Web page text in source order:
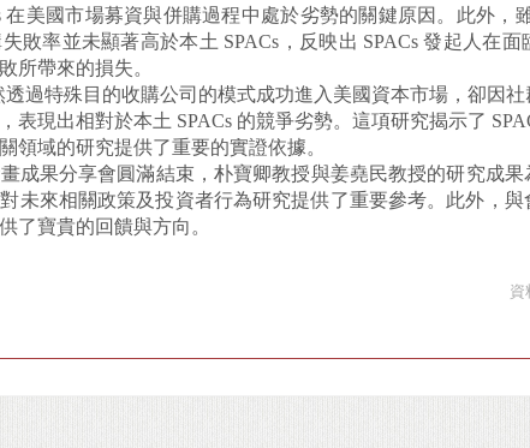
在美國市場募資與併購過程中處於劣勢的關鍵原因。此外，
敗率並未顯著高於本土 SPACs，反映出 SPACs 發起人在
所帶來的損失。
透過特殊目的收購公司的模式成功進入美國資本市場，卻因
表現出相對於本土 SPACs 的競爭劣勢。這項研究揭示了
領域的研究提供了重要的實證依據。
成果分享會圓滿結束，朴寶卿教授與姜堯民教授的研究成果
未來相關政策及投資者行為研究提供了重要參考。此外，
了寶貴的回饋與方向。
資